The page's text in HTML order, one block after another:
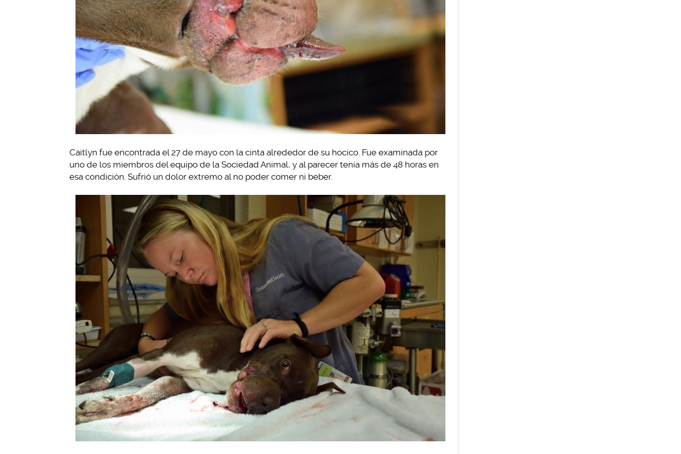
Caitlyn fue encontrada el 27 de mayo con la cinta alrededor de su hocico. Fue examinada por
uno de los miembros del equipo de la Sociedad Animal, y al parecer tenía más de 48 horas en
esa condición. Sufrió un dolor extremo al no poder comer ni beber.